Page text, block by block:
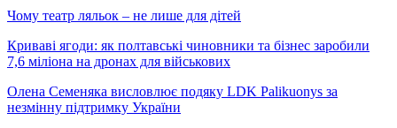
Чому театр ляльок – не лише для дітей
Криваві ягоди: як полтавські чиновники та бізнес заробили
7,6 міліона на дронах для військових
Олена Семеняка висловлює подяку LDK Palikuonys за
незмінну підтримку України